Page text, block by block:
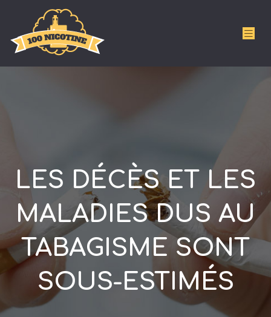
LES DÉCÈS ET LES
MALADIES DUS AU
TABAGISME SONT
SOUS-ESTIMÉS